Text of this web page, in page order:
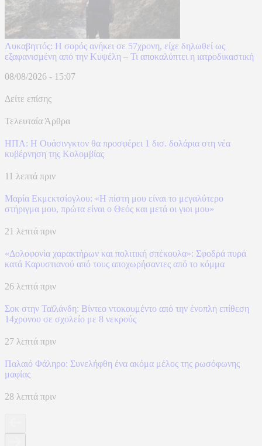
Λυκαβηττός: Η σορός ανήκει σε 57χρονη, είχε δηλωθεί ως
εξαφανισμένη από την Κυψέλη – Τι αποκαλύπτει η ιατροδικαστική
08/08/2026 - 15:07
Δείτε επίσης
Τελευταία Άρθρα
ΗΠΑ: H Ουάσινγκτον θα προσφέρει 1 δισ. δολάρια στη νέα
κυβέρνηση της Κολομβίας
11 λεπτά πριν
Μαρία Εκμεκτσίογλου: «Η πίστη μου είναι το μεγαλύτερο
στήριγμα μου, πρώτα είναι ο Θεός και μετά οι γιοι μου»
21 λεπτά πριν
«Δολοφονία χαρακτήρων και πολιτική σπέκουλα»: Σφοδρά πυρά
κατά Καρυστιανού από τους αποχωρήσαντες από το κόμμα
26 λεπτά πριν
Σοκ στην Ταϊλάνδη: Βίντεο ντοκουμέντο από την ένοπλη επίθεση
14χρονου σε σχολείο με 8 νεκρούς
27 λεπτά πριν
Παλαιό Φάληρο: Συνελήφθη ένα ακόμα μέλος της ρωσόφωνης
μαφίας
28 λεπτά πριν